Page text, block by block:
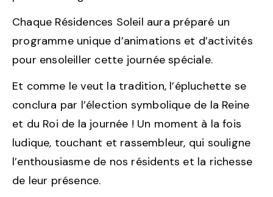
Chaque Résidences Soleil aura préparé un
programme unique d’animations et d’activités
pour ensoleiller cette journée spéciale.
Et comme le veut la tradition, l’épluchette se
conclura par l’élection symbolique de la Reine
et du Roi de la journée ! Un moment à la fois
ludique, touchant et rassembleur, qui souligne
l’enthousiasme de nos résidents et la richesse
de leur présence.